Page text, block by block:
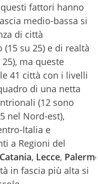
fattori hanno
medio-bassa si
di città
su 25) e di realtà
ma queste
41 città con i livelli
di una netta
(12 sono
nel Nord-est),
Italia e
a Regioni del
Catania, Lecce,
in fascia più alta si